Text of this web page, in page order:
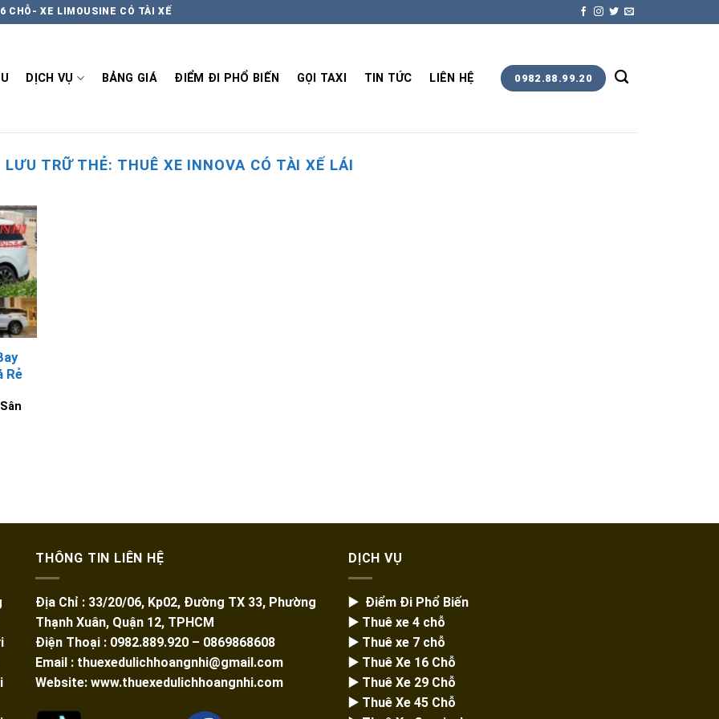
CHỖ- XE LIMOUSINE CÓ TÀI XẾ
DỊCH VỤ BẢNG GIÁ ĐIỂM ĐI PHỔ BIẾN GỌI TAXI TIN TỨC LIÊN HỆ 0982.88.99.20
LƯU TRỮ THẺ: THUÊ XE INNOVA CÓ TÀI XẾ LÁI
Rẻ
THÔNG TIN LIÊN HỆ
Địa Chỉ : 33/20/06, Kp02, Đường TX 33, Phường
Thạnh Xuân, Quận 12, TPHCM
Điện Thoại : 0982.889.920 – 0869868608
Email : thuexedulichhoangnhi@gmail.com
Website: www.thuexedulichhoangnhi.com
DỊCH VỤ
▶️ Điểm Đi Phổ Biến
▶️ Thuê xe 4 chỗ
▶️ Thuê xe 7 chỗ
▶️ Thuê Xe 16 Chỗ
▶️ Thuê Xe 29 Chỗ
▶️ Thuê Xe 45 Chỗ